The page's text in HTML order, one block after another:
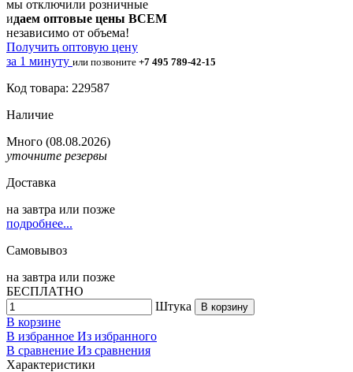
мы отключили розничные
идаем оптовые цены ВСЕМ
независимо от объема!
Получить оптовую цену
за 1 минуту или позвоните +7 495 789-42-15
Код товара: 229587
Наличие
Много (08.08.2026)
уточните резервы
Доставка
на завтра или позже
подробнее...
Самовывоз
на завтра или позже
БЕСПЛАТНО
Штука
В корзину
В корзине
В избранное Из избранного
В сравнение Из сравнения
Характеристики